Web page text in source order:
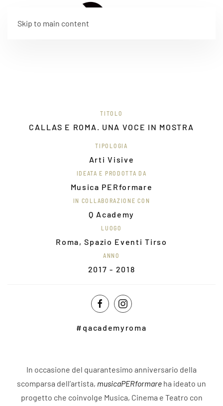
Skip to main content
TITOLO
CALLAS E ROMA. UNA VOCE IN MOSTRA
TIPOLOGIA
Arti Visive
IDEATA E PRODOTTA DA
Musica PERformare
IN COLLABORAZIONE CON
Q Academy
LUOGO
Roma, Spazio Eventi Tirso
ANNO
2017 - 2018
#qacademyroma
In occasione del quarantesimo anniversario della
scomparsa dell’artista, musicaPERformare ha ideato un
progetto che coinvolge Musica, Cinema e Teatro con